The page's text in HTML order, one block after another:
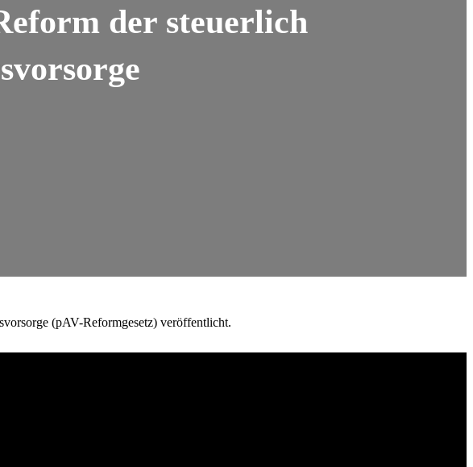
der steuerlich
(pAV-Reformgesetz) veröffentlicht.